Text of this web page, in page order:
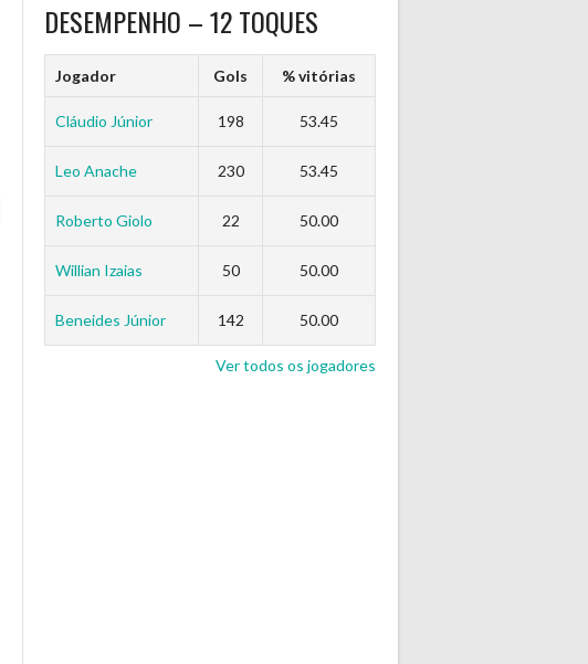
DESEMPENHO – 12 TOQUES
Jogador Gols % vitórias
Cláudio Júnior 198 53.45
Leo Anache 230 53.45
Roberto Giolo 22 50.00
Willian Izaias 50 50.00
Beneides Júnior 142 50.00
Ver todos os jogadores